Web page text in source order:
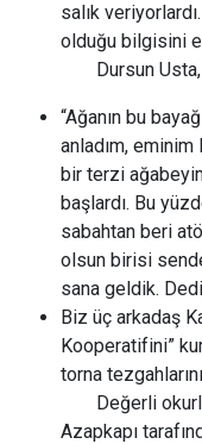
salık
olduğu bilgisini
Dursun
“Ağanın bu
anladım, eminim
bir terzi
başlardı. Bu
sabahtan beri
olsun birisi
sana geldik.
Biz üç arkadaş
Kooperatifini”
torna
Değerli
Azapkapı